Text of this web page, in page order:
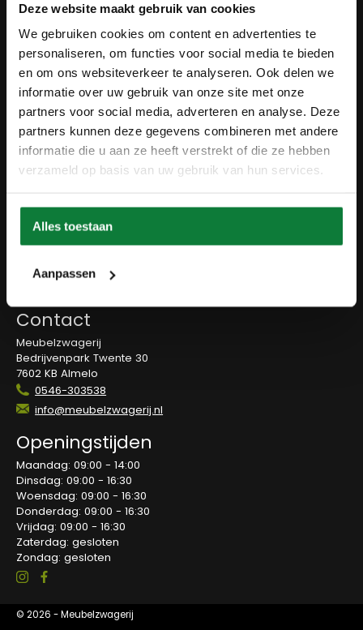
Deze website maakt gebruik van cookies
We gebruiken cookies om content en advertenties te
personaliseren, om functies voor social media te bieden
en om ons websiteverkeer te analyseren. Ook delen we
informatie over uw gebruik van onze site met onze
partners voor social media, adverteren en analyse. Deze
partners kunnen deze gegevens combineren met andere
informatie die u aan ze heeft verstrekt of die ze hebben
verzameld op basis van uw gebruik van hun services.
Alles toestaan
Aanpassen
Producten
Tafels
Wanddecoratie
Tv-meubels
Accessoires
Onderstellen
Olie en onderhoud
Over ons
Wie zijn wij?
Ons materiaal
Duurzaamheid
Betaalmethodes
Overeenkomst herroepen
Contact
Meubelzwagerij
Bedrijvenpark Twente 30
7602 KB Almelo
0546-303538
info@meubelzwagerij.nl
Openingstijden
Maandag: 09:00 - 14:00
Dinsdag: 09:00 - 16:30
Woensdag: 09:00 - 16:30
Donderdag: 09:00 - 16:30
Vrijdag: 09:00 - 16:30
Zaterdag: gesloten
Zondag: gesloten
© 2026 - Meubelzwagerij